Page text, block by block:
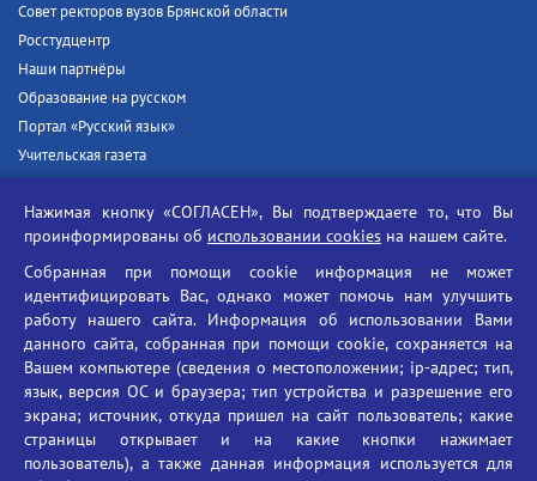
Совет ректоров вузов Брянской области
Росстудцентр
Наши партнёры
Образование на русском
Портал «Русский язык»
Учительская газета
Единый портал государственных услуг
Противодействие угрозам информационной безопасности
Социальные ролики - Генеральная прокуратура РФ
Противодействие коррупции
БГУ против наркотиков
Брянский государственный университет
имени академика И.Г. Петровского
Время работы: пн-пт 09:00-18:00
Нажимая кнопку «СОГЛАСЕН», Вы подтверждаете то, что Вы
проинформированы об использовании cookies на нашем сайте.
Собранная при помощи cookie информация не может
идентифицировать Вас, однако может помочь нам улучшить
работу нашего сайта. Информация об использовании Вами
данного сайта, собранная при помощи cookie, сохраняется на
Вашем компьютере (сведения о местоположении; ip-адрес; тип,
язык, версия ОС и браузера; тип устройства и разрешение его
экрана; источник, откуда пришел на сайт пользователь; какие
страницы открывает и на какие кнопки нажимает
пользователь), а также данная информация используется для